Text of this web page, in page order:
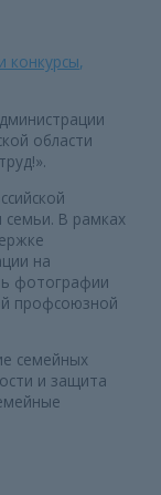
конкурсы,
области
В рамках
на
фотографии
профсоюзной
семейных
и защита